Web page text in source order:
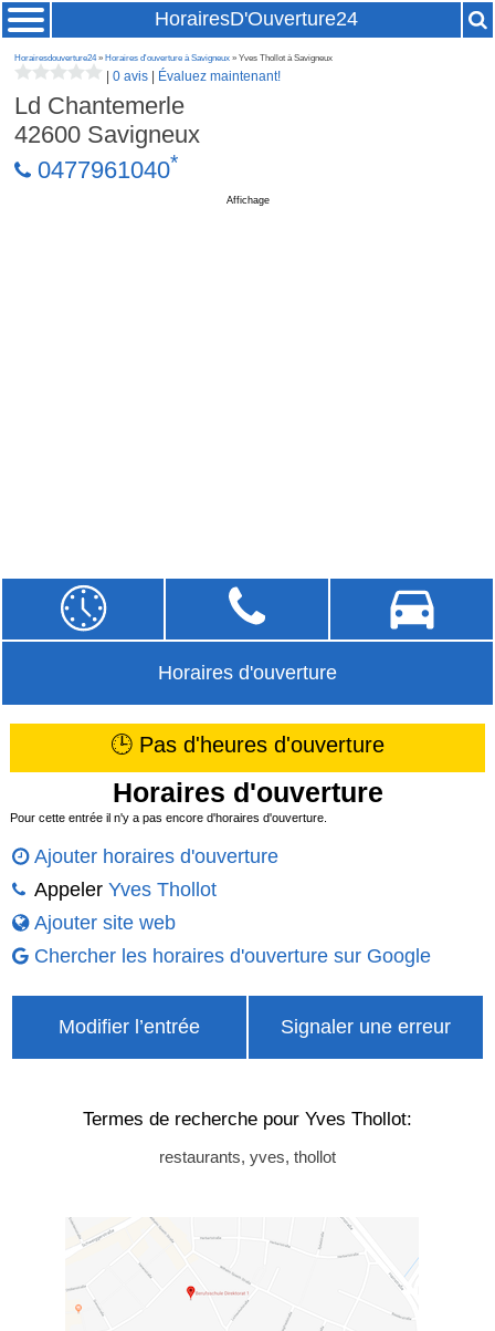
HorairesD'Ouverture24
Horairesdouverture24» Horaires d'ouverture à Savigneux » Yves Thollot à Savigneux
|0 avis Évaluez maintenant!
Ld Chantemerle
42600 Savigneux
0477961040*
Affichage
Horaires d'ouverture
🕒 Pas d'heures d'ouverture
Horaires d'ouverture
Pour cette entrée il n'y a pas encore d'horaires d'ouverture.
Ajouter horaires d'ouverture
Appeler Yves Thollot
Ajouter site web
Chercher les horaires d'ouverture sur Google
Modifier l’entrée Signaler une erreur
Termes de recherche pour Yves Thollot:
restaurants, yves, thollot